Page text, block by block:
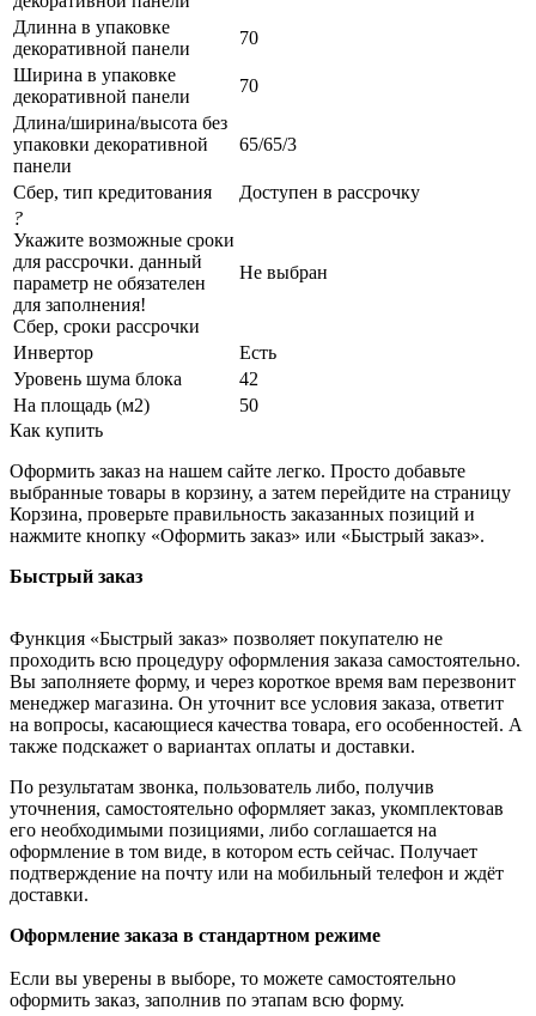
Длинна в упаковке
декоративной панели
70
Ширина в упаковке
декоративной панели
70
Длина/ширина/высота без
упаковки декоративной
панели
65/65/3
Сбер, тип кредитования
Доступен в рассрочку
?
Укажите возможные сроки
для рассрочки. данный
параметр не обязателен
для заполнения!
Сбер, сроки рассрочки
Не выбран
Инвертор
Есть
Уровень шума блока
42
На площадь (м2)
50
Как купить
Оформить заказ на нашем сайте легко. Просто добавьте
выбранные товары в корзину, а затем перейдите на страницу
Корзина, проверьте правильность заказанных позиций и
нажмите кнопку «Оформить заказ» или «Быстрый заказ».
Быстрый заказ
Функция «Быстрый заказ» позволяет покупателю не
проходить всю процедуру оформления заказа самостоятельно.
Вы заполняете форму, и через короткое время вам перезвонит
менеджер магазина. Он уточнит все условия заказа, ответит
на вопросы, касающиеся качества товара, его особенностей. А
также подскажет о вариантах оплаты и доставки.
По результатам звонка, пользователь либо, получив
уточнения, самостоятельно оформляет заказ, укомплектовав
его необходимыми позициями, либо соглашается на
оформление в том виде, в котором есть сейчас. Получает
подтверждение на почту или на мобильный телефон и ждёт
доставки.
Оформление заказа в стандартном режиме
Если вы уверены в выборе, то можете самостоятельно
оформить заказ, заполнив по этапам всю форму.